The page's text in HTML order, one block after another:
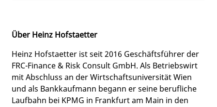
Über Heinz Hofstaetter
Heinz Hofstaetter ist seit 2016 Geschäftsführer der
FRC-Finance & Risk Consult GmbH. Als Betriebswirt
mit Abschluss an der Wirtschaftsuniversität Wien
und als Bankkaufmann begann er seine berufliche
Laufbahn bei KPMG in Frankfurt am Main in den